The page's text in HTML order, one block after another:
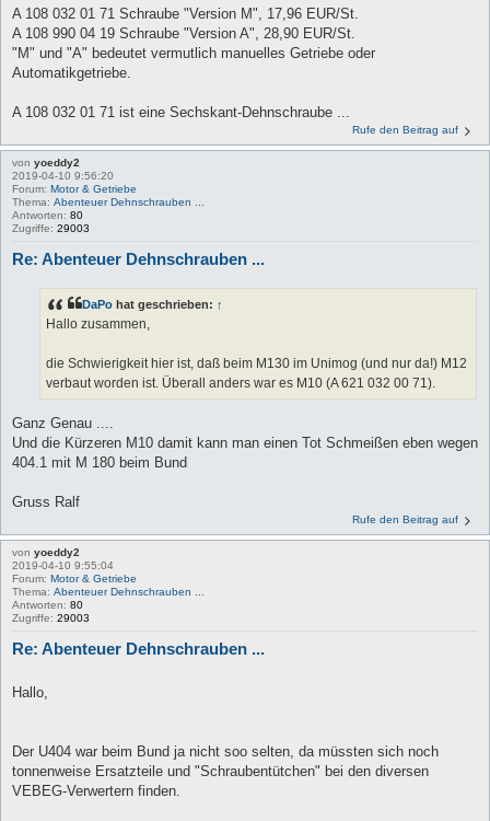
A 108 032 01 71 Schraube "Version M", 17,96 EUR/St.
A 108 990 04 19 Schraube "Version A", 28,90 EUR/St.
"M" und "A" bedeutet vermutlich manuelles Getriebe oder
Automatikgetriebe.
A 108 032 01 71 ist eine Sechskant-Dehnschraube ...
Rufe den Beitrag auf
von yoeddy2
2019-04-10 9:56:20
Forum: Motor & Getriebe
Thema: Abenteuer Dehnschrauben ...
Antworten: 80
Zugriffe: 29003
Re: Abenteuer Dehnschrauben ...
DaPo hat geschrieben: ↑
Hallo zusammen,
die Schwierigkeit hier ist, daß beim M130 im Unimog (und nur da!) M12
verbaut worden ist. Überall anders war es M10 (A 621 032 00 71).
Ganz Genau ....
Und die Kürzeren M10 damit kann man einen Tot Schmeißen eben wegen
404.1 mit M 180 beim Bund
Gruss Ralf
Rufe den Beitrag auf
von yoeddy2
2019-04-10 9:55:04
Forum: Motor & Getriebe
Thema: Abenteuer Dehnschrauben ...
Antworten: 80
Zugriffe: 29003
Re: Abenteuer Dehnschrauben ...
Hallo,
Der U404 war beim Bund ja nicht soo selten, da müssten sich noch
tonnenweise Ersatzteile und "Schraubentütchen" bei den diversen
VEBEG-Verwertern finden.